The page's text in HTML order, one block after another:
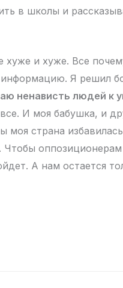
в школы и
и хуже. Все
Я решил
ненависть людей к
И моя бабушка, и
моя страна
оппозиционерам
А нам остается